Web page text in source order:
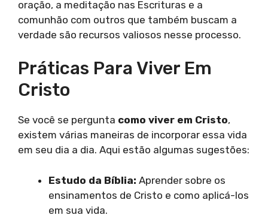
oração, a meditação nas Escrituras e a
comunhão com outros que também buscam a
verdade são recursos valiosos nesse processo.
Práticas Para Viver Em
Cristo
Se você se pergunta como viver em Cristo,
existem várias maneiras de incorporar essa vida
em seu dia a dia. Aqui estão algumas sugestões:
Estudo da Bíblia: Aprender sobre os
ensinamentos de Cristo e como aplicá-los
em sua vida.